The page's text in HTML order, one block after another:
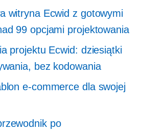
witryna Ecwid z gotowymi
99 opcjami projektowania
projektu Ecwid: dziesiątki
bez kodowania
e-commerce dla swojej
po